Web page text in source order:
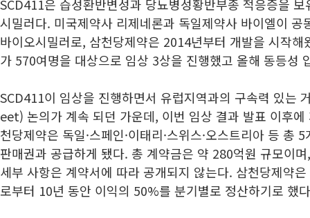
SCD411은 습성환반변성과 당뇨병성황반부종 적응증을
시밀러다. 미국제약사 리제네론과 독일제약사 바이엘이
바이오시밀러로, 삼천당제약은 2014년부터 개발을 시작
가 570여명을 대상으로 임상 3상을 진행했고 올해 동등성
SCD411이 임상을 진행하면서 유럽지역과의 구속력 있는
eet) 논의가 계속 되던 가운데, 이번 임상 결과 발표 이후
천당제약은 독일·스페인·이태리·스위스·오스트리아 등 총
판매권과 공급하게 됐다. 총 계약금은 약 280억원 규모이
세부 사항은 계약서에 따라 공개되지 않는다. 삼천당제약
로부터 10년 동안 이익의 50%를 분기별로 정산하기로 했